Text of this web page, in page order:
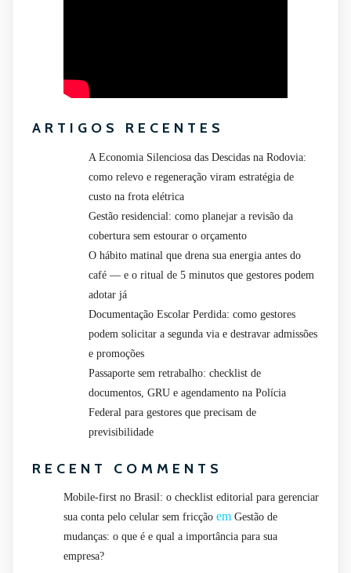
ARTIGOS RECENTES
A Economia Silenciosa das Descidas na Rodovia:
como relevo e regeneração viram estratégia de
custo na frota elétrica
Gestão residencial: como planejar a revisão da
cobertura sem estourar o orçamento
O hábito matinal que drena sua energia antes do
café — e o ritual de 5 minutos que gestores podem
adotar já
Documentação Escolar Perdida: como gestores
podem solicitar a segunda via e destravar admissões
e promoções
Passaporte sem retrabalho: checklist de
documentos, GRU e agendamento na Polícia
Federal para gestores que precisam de
previsibilidade
RECENT COMMENTS
Mobile-first no Brasil: o checklist editorial para gerenciar
sua conta pelo celular sem fricção em Gestão de
mudanças: o que é e qual a importância para sua
empresa?